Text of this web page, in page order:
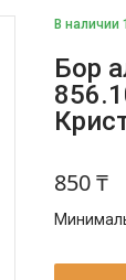
В наличии
Бор
850 ₸